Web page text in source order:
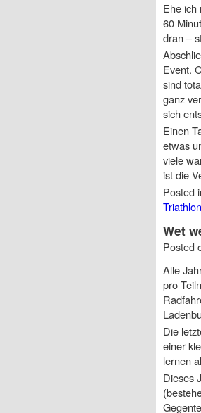
Ehe ich
60
dran –
Event.
sind
ganz
sich
Einen
etwas
viele
ist die
Posted
Triathlon
Wet
Posted
Alle
pro
Die
einer
lernen
Dieses